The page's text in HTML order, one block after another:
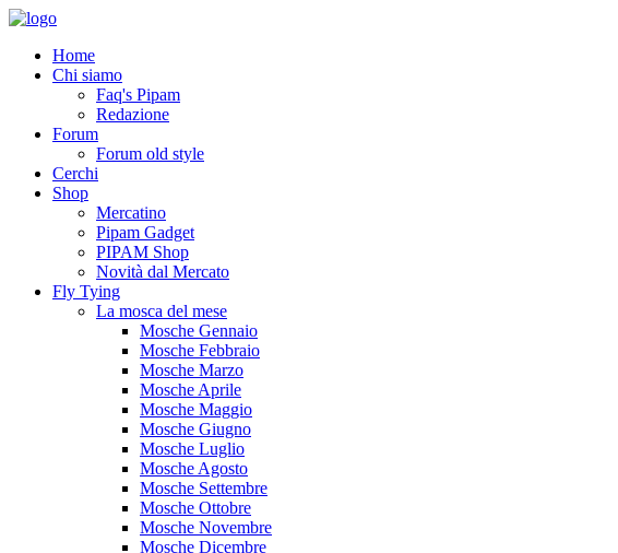
Home
Chi siamo
Faq's Pipam
Redazione
Forum
Forum old style
Cerchi
Shop
Mercatino
Pipam Gadget
PIPAM Shop
Novità dal Mercato
Fly Tying
La mosca del mese
Mosche Gennaio
Mosche Febbraio
Mosche Marzo
Mosche Aprile
Mosche Maggio
Mosche Giugno
Mosche Luglio
Mosche Agosto
Mosche Settembre
Mosche Ottobre
Mosche Novembre
Mosche Dicembre